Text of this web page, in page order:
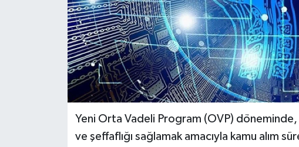
Yeni Orta Vadeli Program (OVP)
ve şeffaflığı sağlamak amacıyla kamu alım